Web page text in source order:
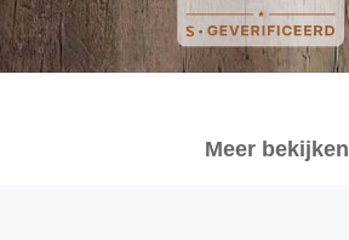
Meer bekijken